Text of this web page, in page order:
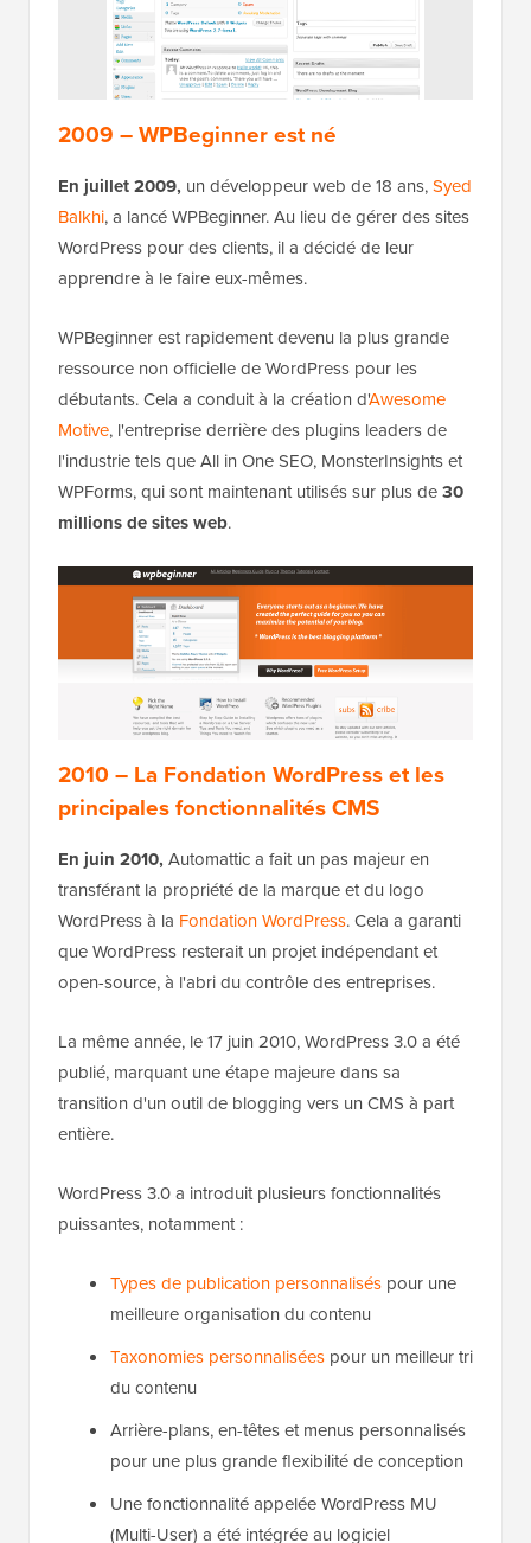
2009 – WPBeginner est né
En juillet 2009, un développeur web de 18 ans,Syed
Balkhi, a lancé WPBeginner. Au lieu de gérer des sites
WordPress pour des clients, il a décidé de leur
apprendre à le faire eux-mêmes.
WPBeginner est rapidement devenu la plus grande
ressource non officielle de WordPress pour les
débutants. Cela a conduit à la création d'Awesome
Motive, l'entreprise derrière des plugins leaders de
l'industrie tels que All in One SEO, MonsterInsights et
WPForms, qui sont maintenant utilisés sur plus de30
millions de sites web.
2010 – La Fondation WordPress et les
principales fonctionnalités CMS
En juin 2010,Automattic a fait un pas majeur en
transférant la propriété de la marque et du logo
WordPress à la Fondation WordPress. Cela a garanti
que WordPress resterait un projet indépendant et
open-source, à l'abri du contrôle des entreprises.
La même année, le 17 juin 2010, WordPress 3.0 a été
publié, marquant une étape majeure dans sa
transition d'un outil de blogging vers un CMS à part
entière.
WordPress 3.0 a introduit plusieurs fonctionnalités
puissantes, notamment :
Types de publication personnalisés pour une
meilleure organisation du contenu
Taxonomies personnalisées pour un meilleur tri
du contenu
Arrière-plans, en-têtes et menus personnalisés
pour une plus grande flexibilité de conception
Une fonctionnalité appelée WordPress MU
(Multi-User) a été intégrée au logiciel